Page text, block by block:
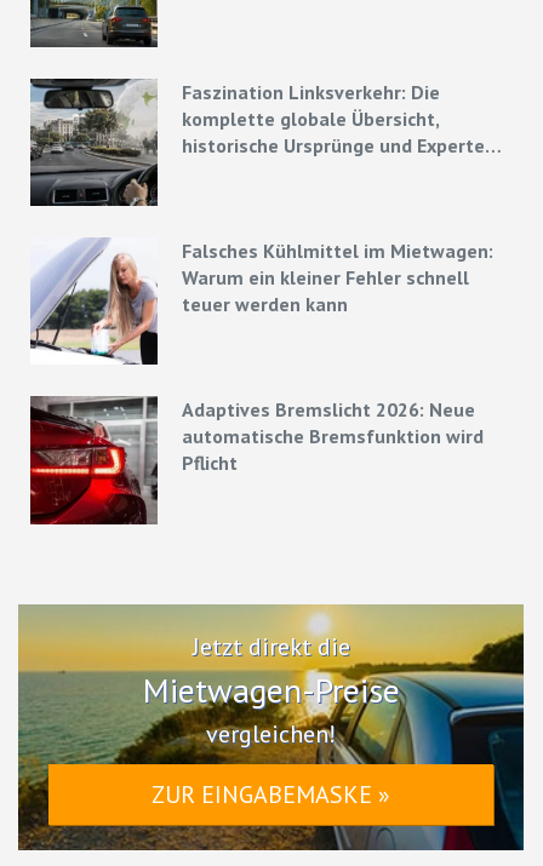
Faszination Linksverkehr: Die
komplette globale Übersicht,
historische Ursprünge und Experten-
Falsches Kühlmittel im Mietwagen:
Warum ein kleiner Fehler schnell
teuer werden kann
Adaptives Bremslicht 2026: Neue
automatische Bremsfunktion wird
Pflicht
Jetzt direkt die
Mietwagen-Preise
vergleichen!
ZUR EINGABEMASKE »